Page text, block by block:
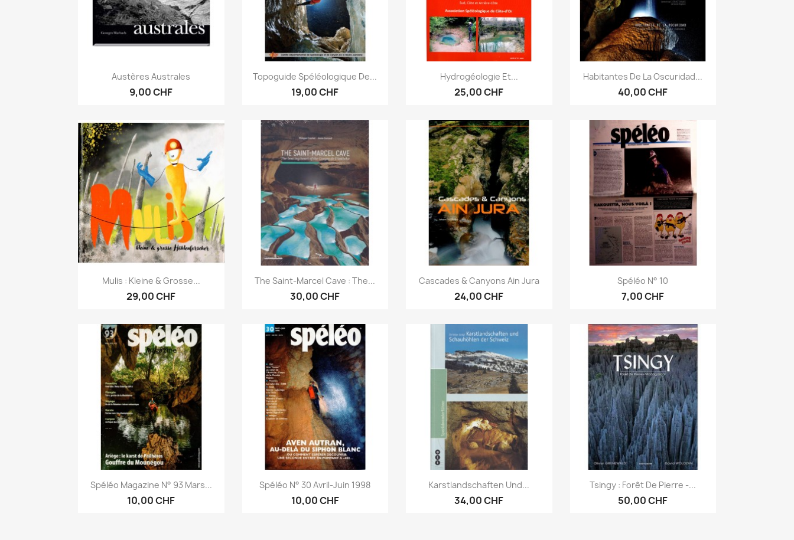
Aperçu rapide
Austères Australes
9,00 CHF
Aperçu rapide
Topoguide Spéléologique De...
19,00 CHF
Aperçu rapide
Hydrogéologie Et...
25,00 CHF
Aperçu rapide
Habitantes De La Oscuridad...
40,00 CHF
 Aperçu rapide
Mulis : Kleine & Grosse...
29,00 CHF
Aperçu rapide
The Saint-Marcel Cave : The...
30,00 CHF
Aperçu rapide
Cascades & Canyons Ain Jura
24,00 CHF
Aperçu rapide
Spéléo N° 10
7,00 CHF
Aperçu rapide
Spéléo Magazine N° 93 Mars...
10,00 CHF
 Aperçu rapide
Spéléo N° 30 Avril-Juin 1998
10,00 CHF
Aperçu rapide
Karstlandschaften Und...
34,00 CHF
Aperçu rapide
Tsingy : Forêt De Pierre -...
50,00 CHF